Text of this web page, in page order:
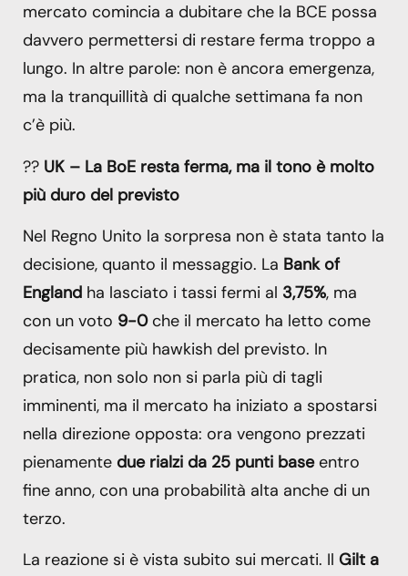
mercato comincia a dubitare che la BCE possa
davvero permettersi di restare ferma troppo a
lungo. In altre parole: non è ancora emergenza,
ma la tranquillità di qualche settimana fa non
c’è più.
?? UK – La BoE resta ferma, ma il tono è molto
più duro del previsto
Nel Regno Unito la sorpresa non è stata tanto la
decisione, quanto il messaggio. La Bank of
England ha lasciato i tassi fermi al 3,75%, ma
con un voto 9-0che il mercato ha letto come
decisamente più hawkish del previsto. In
pratica, non solo non si parla più di tagli
imminenti, ma il mercato ha iniziato a spostarsi
nella direzione opposta: ora vengono prezzati
pienamente due rialzi da 25 punti baseentro
fine anno, con una probabilità alta anche di un
terzo.
La reazione si è vista subito sui mercati. Il Gilt a